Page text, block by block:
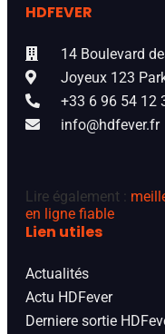
HDFEVER
14 Boulevard
Joyeux 123
+33 6 96 54 12
info@hdfever.fr
Lire également :
en ligne fiable
Lien utiles
Actualités
Actu HDFever
Derniere sortie